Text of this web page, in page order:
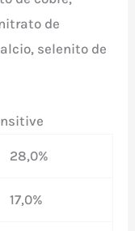
de
selenito de
28,0%
17,0%